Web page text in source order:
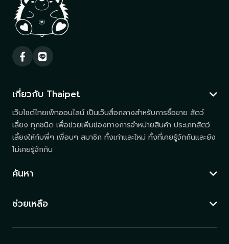
เกี่ยวกับ Thaipet
เว็บไซต์ไทยเพ็ทออนไลน์ เป็นเว็บสื่อกลางสำหรับการซื้อขาย สัตว์
เลี้ยง ทุกชนิด เพื่อช่วยเพิ่มช่องทางการจำหน่ายสินค้า ประเภทสัตว์
เลี้ยงให้กับพี่ๆ เพื่อนๆ สมาชิก ทั้งเก่าและใหม่ ทั้งที่เคยรู้จักกันและยัง
ไม่เคยรู้จักกัน
ค้นหา
ช่วยเหลือ